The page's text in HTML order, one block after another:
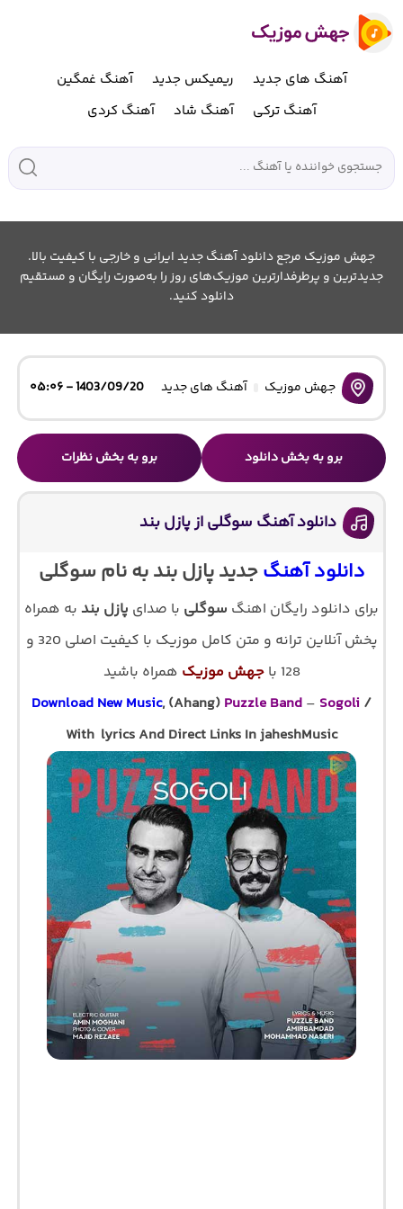
آهنگ های جدید ریمیکس جدید
آهنگ غمگین
آهنگ ترکی
آهنگ شاد آهنگ کردی
جهش موزیک مرجع دانلود آهنگ جدید ایرانی و خارجی با کیفیت بالا.
جدیدترین و پرطرفدارترین موزیک‌های روز را به‌صورت رایگان و مستقیم
دانلود کنید.
جهش موزیک آهنگ های جدید 1403/09/20 - ۰۵:۰۶
برو به بخش دانلود برو به بخش نظرات
دانلود آهنگ سوگلی از پازل بند
دانلود آهنگجدید پازل بند به نام سوگلی
برای دانلود رایگان اهنگ سوگلی با صدای پازل بند به همراه
پخش آنلاین ترانه و متن کامل موزیک با کیفیت اصلی 320 و
128 با
جهش موزیک همراه باشید
Download New Music, (Ahang) Puzzle Band – Sogoli /
With lyrics And Direct Links In jaheshMusic